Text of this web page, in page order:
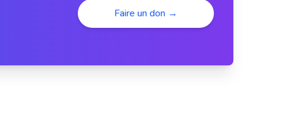
Faire un don →